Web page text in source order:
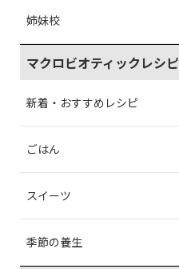
姉妹校
マクロビオティックレシピ
新着・おすすめレシピ
ごはん
スイーツ
季節の養生